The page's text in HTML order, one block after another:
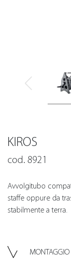
KIROS
cod. 8921
Avvolgitubo
staffe oppure da
stabilmente a terra.